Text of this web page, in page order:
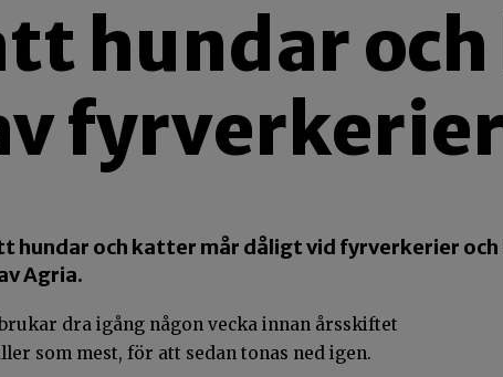
hundar
fyrverkerier
hundar och katter mår dåligt vid fyrverkerier
Agria.
dra igång någon vecka innan årsskiftet
som mest, för att sedan tonas ned igen.